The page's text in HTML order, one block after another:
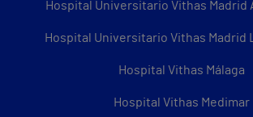
Hospital Universitario Vithas Madrid
Hospital Universitario Vithas Madrid
Hospital Vithas Málaga
Hospital Vithas Medimar